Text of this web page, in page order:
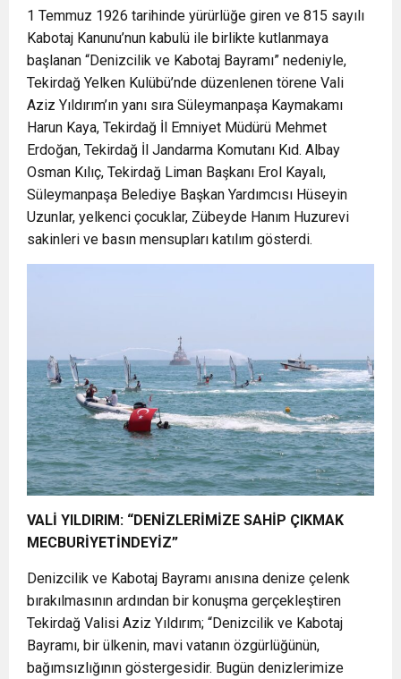
1 Temmuz 1926 tarihinde yürürlüğe giren ve 815 sayılı
Kabotaj Kanunu’nun kabulü ile birlikte kutlanmaya
başlanan “Denizcilik ve Kabotaj Bayramı” nedeniyle,
Tekirdağ Yelken Kulübü’nde düzenlenen törene Vali
Aziz Yıldırım’ın yanı sıra Süleymanpaşa Kaymakamı
Harun Kaya, Tekirdağ İl Emniyet Müdürü Mehmet
Erdoğan, Tekirdağ İl Jandarma Komutanı Kıd. Albay
Osman Kılıç, Tekirdağ Liman Başkanı Erol Kayalı,
Süleymanpaşa Belediye Başkan Yardımcısı Hüseyin
Uzunlar, yelkenci çocuklar, Zübeyde Hanım Huzurevi
sakinleri ve basın mensupları katılım gösterdi.
VALİ YILDIRIM: “DENİZLERİMİZE SAHİP ÇIKMAK
MECBURİYETİNDEYİZ”
Denizcilik ve Kabotaj Bayramı anısına denize çelenk
bırakılmasının ardından bir konuşma gerçekleştiren
Tekirdağ Valisi Aziz Yıldırım; “Denizcilik ve Kabotaj
Bayramı, bir ülkenin, mavi vatanın özgürlüğünün,
bağımsızlığının göstergesidir. Bugün denizlerimize